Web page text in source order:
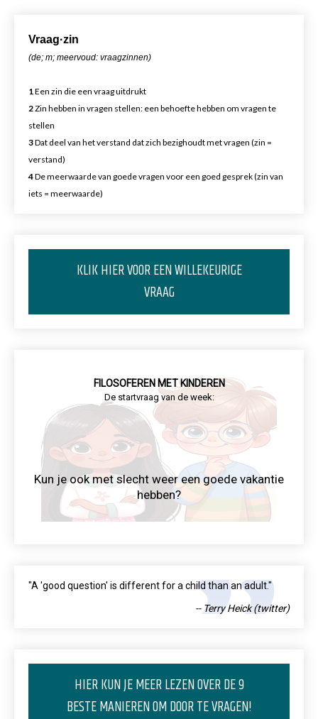
Vraag·zin
(de; m; meervoud: vraagzinnen)
1Een zin die een vraag uitdrukt
2Zin hebben in vragen stellen: een behoefte hebben om vragen te
stellen
3Dat deel van het verstand dat zich bezighoudt met vragen (zin =
verstand)
4De meerwaarde van goede vragen voor een goed gesprek (zin van
iets = meerwaarde)
KLIK HIER VOOR EEN WILLEKEURIGE
VRAAG
FILOSOFEREN MET KINDEREN
De startvraag van de week:
Kun je ook met slecht weer een goede vakantie
hebben?
"A 'good question' is different for a child than an adult."
-- Terry Heick (twitter)
HIER KUN JE MEER LEZEN OVER DE 9
BESTE MANIEREN OM DOOR TE VRAGEN!